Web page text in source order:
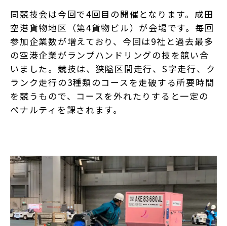
同競技会は今回で4回目の開催となります。成田
空港貨物地区（第4貨物ビル）が会場です。毎回
参加企業数が増えており、今回は9社と過去最多
の空港企業がランプハンドリングの技を競い合
いました。競技は、狭隘区間走行、S字走行、ク
ランク走行の3種類のコースを走破する所要時間
を競うもので、コースを外れたりすると一定の
ペナルティを課されます。